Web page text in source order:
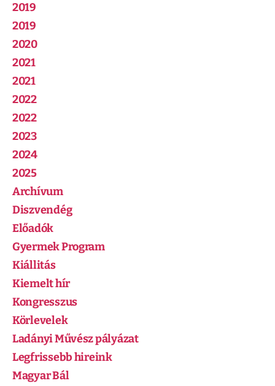
2019
2019
2020
2021
2021
2022
2022
2023
2024
2025
Archívum
Diszvendég
Előadók
Gyermek Program
Kiállitás
Kiemelt hír
Kongresszus
Körlevelek
Ladányi Művész pályázat
Legfrissebb hireink
Magyar Bál